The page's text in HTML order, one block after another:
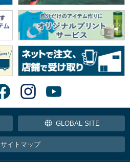
GLOBAL SITE
サイトマップ